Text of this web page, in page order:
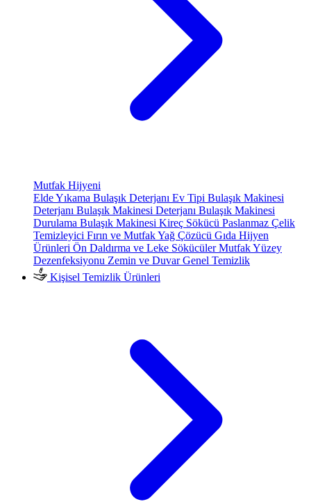
Mutfak Hijyeni
Elde Yıkama Bulaşık Deterjanı Ev Tipi Bulaşık Makinesi
Deterjanı Bulaşık Makinesi Deterjanı Bulaşık Makinesi
Durulama Bulaşık Makinesi Kireç Sökücü Paslanmaz Çelik
Temizleyici Fırın ve Mutfak Yağ Çözücü Gıda Hijyen
Ürünleri Ön Daldırma ve Leke SökücülerMutfak Yüzey
Dezenfeksiyonu Zemin ve Duvar Genel Temizlik
Kişisel Temizlik Ürünleri